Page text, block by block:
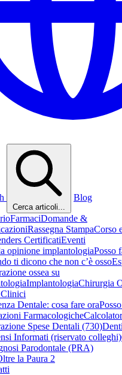
Cerca articoli...
Blog
FarmaciDomande &
Rassegna StampaCorso
CertificatiEventi
opinione implantologiaPosso
ti dicono che non c’è osso
ossea su
ImplantologiaChirurgia
Dentale: cosa fare ora
Farmacologiche
Spese Dentali (730)
Informati (riservato colleghi)
Parodontale (PRA)
la Paura 2